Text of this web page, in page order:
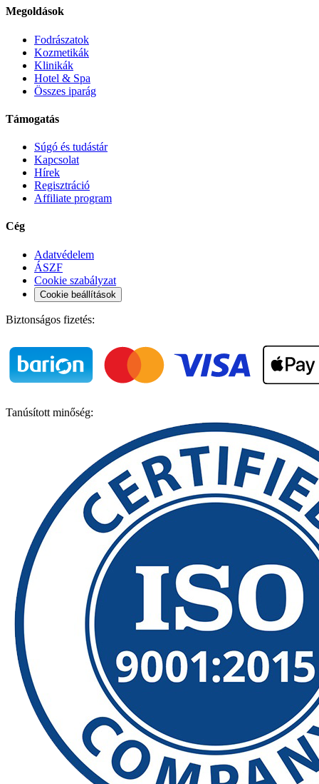
Megoldások
Fodrászatok
Kozmetikák
Klinikák
Hotel & Spa
Összes iparág
Támogatás
Súgó és tudástár
Kapcsolat
Hírek
Regisztráció
Affiliate program
Cég
Adatvédelem
ÁSZF
Cookie szabályzat
Cookie beállítások
Biztonságos fizetés:
Tanúsított minőség: